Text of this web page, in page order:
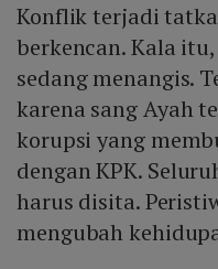
Konflik terjadi
berkencan. Kala
sedang menangis.
karena sang Ayah
korupsi yang
dengan KPK.
harus disita.
mengubah